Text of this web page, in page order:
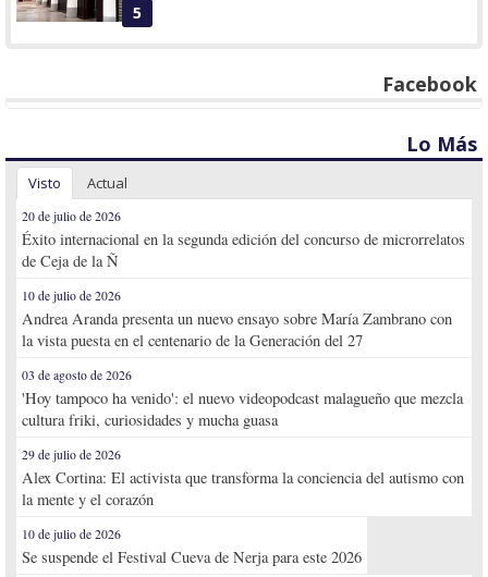
5
Facebook
Lo Más
Visto Actual
20 de julio de 2026
Éxito internacional en la segunda edición del concurso de microrrelatos
de Ceja de la Ñ
10 de julio de 2026
Andrea Aranda presenta un nuevo ensayo sobre María Zambrano con
la vista puesta en el centenario de la Generación del 27
03 de agosto de 2026
'Hoy tampoco ha venido': el nuevo videopodcast malagueño que mezcla
cultura friki, curiosidades y mucha guasa
29 de julio de 2026
Alex Cortina: El activista que transforma la conciencia del autismo con
la mente y el corazón
10 de julio de 2026
Se suspende el Festival Cueva de Nerja para este 2026